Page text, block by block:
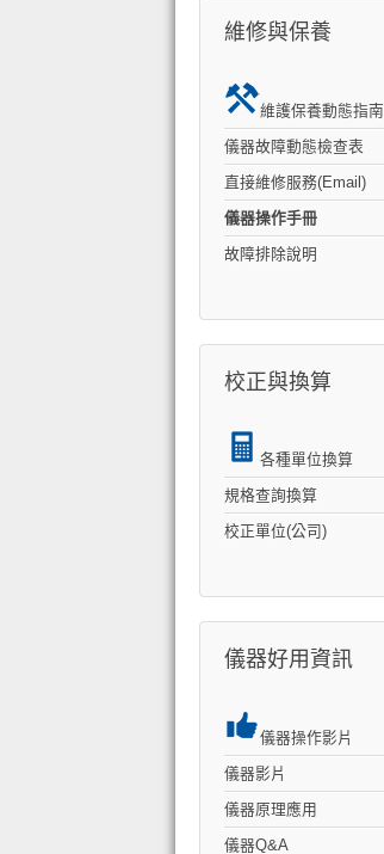
維修與保養
維護保養動態指南
儀器故障動態檢查表
直接維修服務(Email)
儀器操作手冊
故障排除說明
校正與換算
各種單位換算
規格查詢換算
校正單位(公司)
儀器好用資訊
儀器操作影片
儀器影片
儀器原理應用
儀器Q&A